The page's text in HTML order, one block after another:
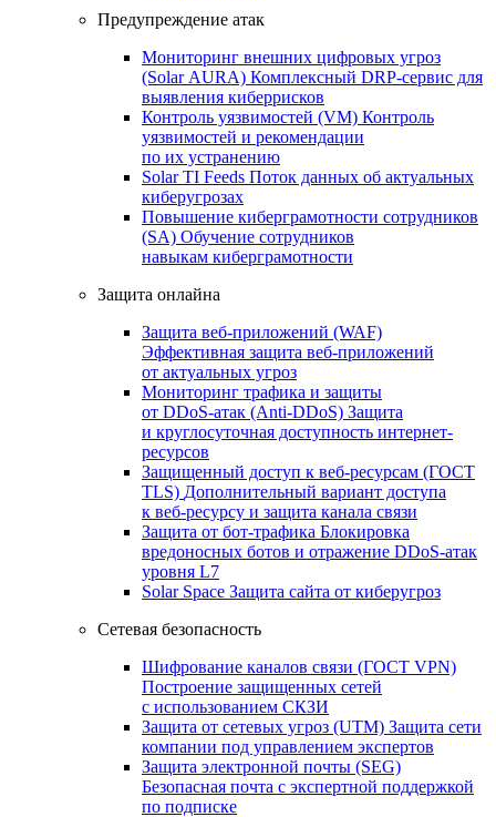
Предупреждение атак
Мониторинг внешних цифровых угроз
(Solar AURA) Комплексный DRP-сервис для
выявления киберрисков
Контроль уязвимостей (VM) Контроль
уязвимостей и рекомендации
по их устранению
Solar TI Feeds Поток данных об актуальных
киберугрозах
Повышение киберграмотности сотрудников
(SA) Обучение сотрудников
навыкам киберграмотности
Защита онлайна
Защита веб-приложений (WAF)
Эффективная защита веб-приложений
от актуальных угроз
Мониторинг трафика и защиты
от DDoS‑атак (Anti‑DDoS) Защита
и круглосуточная доступность интернет-
ресурсов
Защищенный доступ к веб-ресурсам (ГОСТ
TLS) Дополнительный вариант доступа
к веб‑ресурсу и защита канала связи
Защита от бот‑трафика Блокировка
вредоносных ботов и отражение DDoS‑атак
уровня L7
Solar Space Защита сайта от киберугроз
Сетевая безопасность
Шифрование каналов связи (ГОСТ VPN)
Построение защищенных сетей
с использованием СКЗИ
Защита от сетевых угроз (UTM) Защита сети
компании под управлением экспертов
Защита электронной почты (SEG)
Безопасная почта с экспертной поддержкой
по подписке